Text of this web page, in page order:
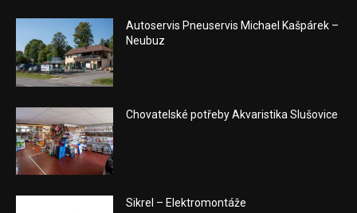
Autoservis Pneuservis Michael Kašpárek –
Neubuz
Chovatelské potřeby Akvaristika Slušovice
Sikrel – Elektromontáže